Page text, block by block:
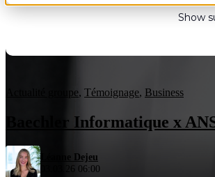
Show
Actualité groupe, Témoignage, Business
Baechler Informatique x
Léanne Dejeu
03.03.26 06:00